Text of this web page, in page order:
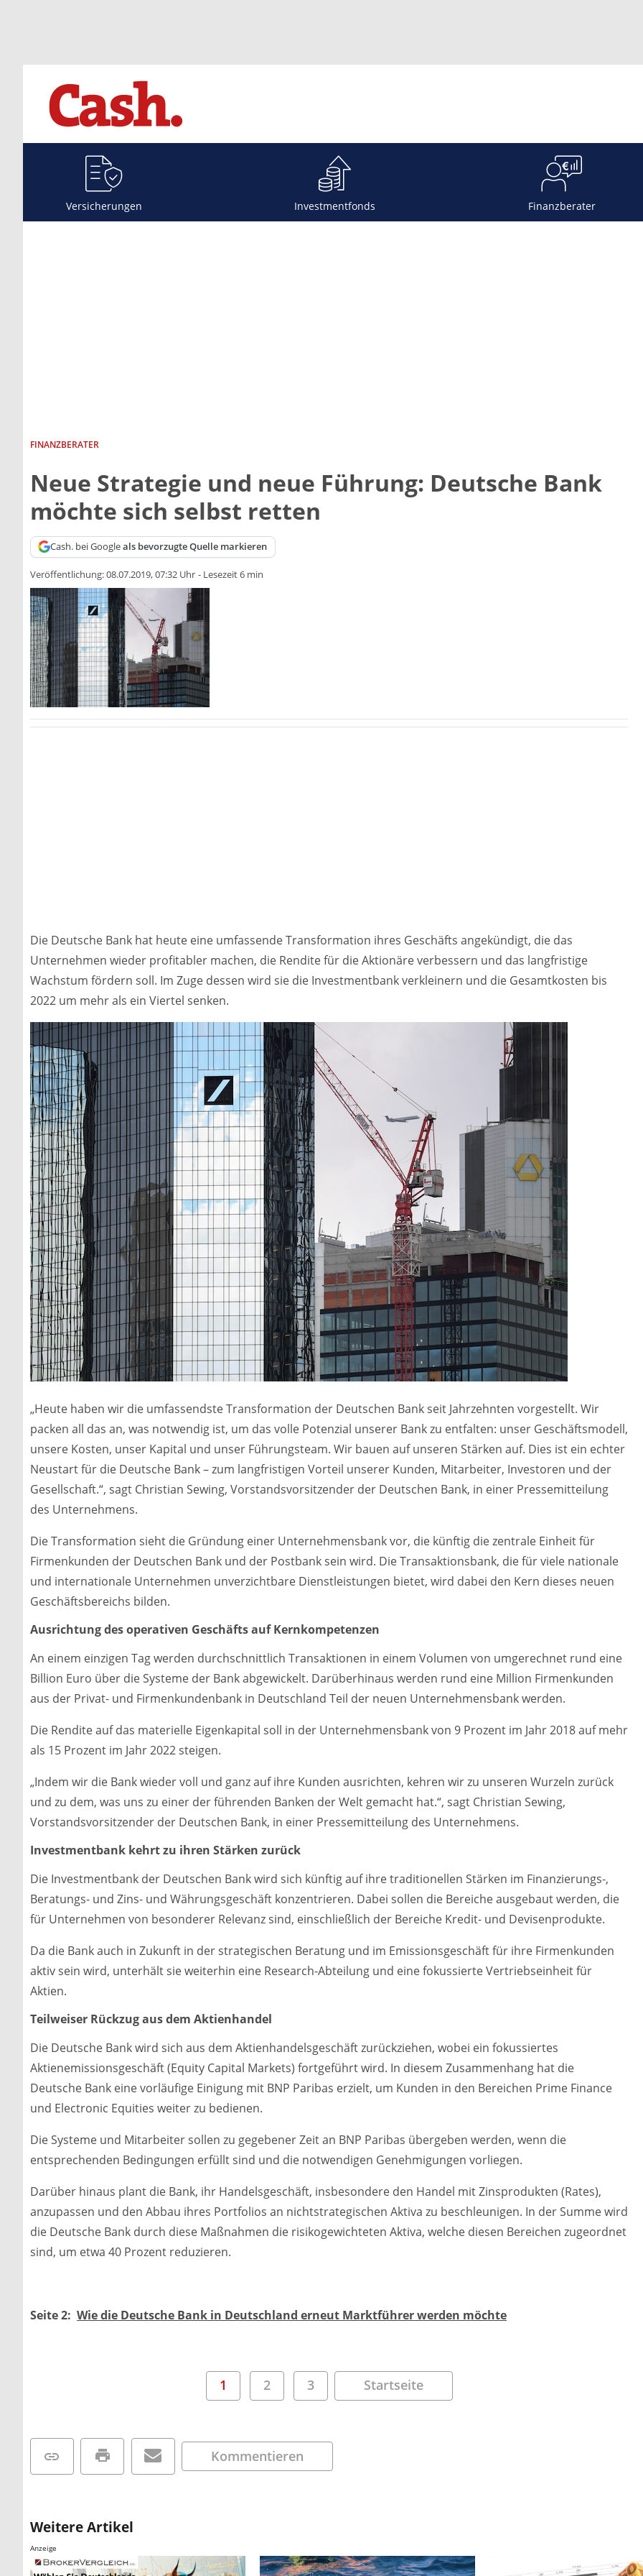
Versicherungen Investmentfonds Finanzberater
FINANZBERATER
Neue Strategie und neue Führung: Deutsche Bank
möchte sich selbst retten
Cash. bei Googleals bevorzugte Quelle markieren
Veröffentlichung:08.07.2019, 07:32 Uhr - Lesezeit 6 min
Die Deutsche Bank hat heute eine umfassende Transformation ihres Geschäfts angekündigt, die das
Unternehmen wieder profitabler machen, die Rendite für die Aktionäre verbessern und das langfristige
Wachstum fördern soll. Im Zuge dessen wird sie die Investmentbank verkleinern und die Gesamtkosten bis
2022 um mehr als ein Viertel senken.
„Heute haben wir die umfassendste Transformation der Deutschen Bank seit Jahrzehnten vorgestellt. Wir
packen all das an, was notwendig ist, um das volle Potenzial unserer Bank zu entfalten: unser Geschäftsmodell,
unsere Kosten, unser Kapital und unser Führungsteam. Wir bauen auf unseren Stärken auf. Dies ist ein echter
Neustart für die Deutsche Bank – zum langfristigen Vorteil unserer Kunden, Mitarbeiter, Investoren und der
Gesellschaft.“, sagt Christian Sewing, Vorstandsvorsitzender der Deutschen Bank, in einer Pressemitteilung
des Unternehmens.
Die Transformation sieht die Gründung einer Unternehmensbank vor, die künftig die zentrale Einheit für
Firmenkunden der Deutschen Bank und der Postbank sein wird. Die Transaktionsbank, die für viele nationale
und internationale Unternehmen unverzichtbare Dienstleistungen bietet, wird dabei den Kern dieses neuen
Geschäftsbereichs bilden.
Ausrichtung des operativen Geschäfts auf Kernkompetenzen
An einem einzigen Tag werden durchschnittlich Transaktionen in einem Volumen von umgerechnet rund eine
Billion Euro über die Systeme der Bank abgewickelt. Darüberhinaus werden rund eine Million Firmenkunden
aus der Privat- und Firmenkundenbank in Deutschland Teil der neuen Unternehmensbank werden.
Die Rendite auf das materielle Eigenkapital soll in der Unternehmensbank von 9 Prozent im Jahr 2018 auf mehr
als 15 Prozent im Jahr 2022 steigen.
„Indem wir die Bank wieder voll und ganz auf ihre Kunden ausrichten, kehren wir zu unseren Wurzeln zurück
und zu dem, was uns zu einer der führenden Banken der Welt gemacht hat.“, sagt Christian Sewing,
Vorstandsvorsitzender der Deutschen Bank, in einer Pressemitteilung des Unternehmens.
Investmentbank kehrt zu ihren Stärken zurück
Die Investmentbank der Deutschen Bank wird sich künftig auf ihre traditionellen Stärken im Finanzierungs-,
Beratungs- und Zins- und Währungsgeschäft konzentrieren. Dabei sollen die Bereiche ausgebaut werden, die
für Unternehmen von besonderer Relevanz sind, einschließlich der Bereiche Kredit- und Devisenprodukte.
Da die Bank auch in Zukunft in der strategischen Beratung und im Emissionsgeschäft für ihre Firmenkunden
aktiv sein wird, unterhält sie weiterhin eine Research-Abteilung und eine fokussierte Vertriebseinheit für
Aktien.
Teilweiser Rückzug aus dem Aktienhandel
Die Deutsche Bank wird sich aus dem Aktienhandelsgeschäft zurückziehen, wobei ein fokussiertes
Aktienemissionsgeschäft (Equity Capital Markets) fortgeführt wird. In diesem Zusammenhang hat die
Deutsche Bank eine vorläufige Einigung mit BNP Paribas erzielt, um Kunden in den Bereichen Prime Finance
und Electronic Equities weiter zu bedienen.
Die Systeme und Mitarbeiter sollen zu gegebener Zeit an BNP Paribas übergeben werden, wenn die
entsprechenden Bedingungen erfüllt sind und die notwendigen Genehmigungen vorliegen.
Darüber hinaus plant die Bank, ihr Handelsgeschäft, insbesondere den Handel mit Zinsprodukten (Rates),
anzupassen und den Abbau ihres Portfolios an nichtstrategischen Aktiva zu beschleunigen. In der Summe wird
die Deutsche Bank durch diese Maßnahmen die risikogewichteten Aktiva, welche diesen Bereichen zugeordnet
sind, um etwa 40 Prozent reduzieren.
Seite 2: Wie die Deutsche Bank in Deutschland erneut Marktführer werden möchte
1 2 3 Startseite
Kommentieren
Weitere Artikel
Anzeige